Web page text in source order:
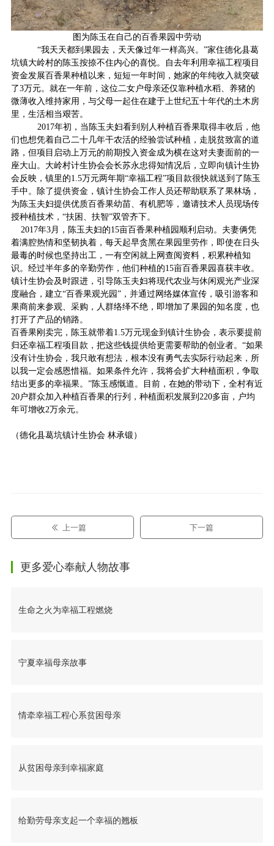
图为陈玉在自己的百香果园中劳动
“我天天都到果园去，天天像过年一样高兴。 ”家住德化县葛
坑镇大岭村的 陈玉按捺不住内心的喜悦。
自去年利用幸福工程项目
资金发展百香果种植以来，短短一年时间，她家的年纯收入就突破
了3万元。就在一年前，这位二女户母亲还仅靠种植水稻、养猪的
微薄收入维持家用 ， 与父母一起住在建于上世纪五十年代的土木房
里 ，生活相当艰苦。
2017年初， 当 陈玉夫妇看到别人种植百香果取得丰收后， 他
们也想凭着自己二十几年干农活的经验尝试种植， 走脱贫致富的道
路 ， 但项目启动上万元的前期投入资金成为横在这对夫妻面前的一
座大山。大岭村计生协会会长苏永忠得知情况后，立即向镇计生协
会反映， 镇里的1.5万元两年期“幸福工程”项目款很快就送到了陈玉
手中。 除了提供资金，镇计生协会工作人员还帮助联系了果林场 ，
为 陈玉夫妇提供优质百香果幼苗、有机肥等，邀请技术人员现场传
授种植技术，“扶困、扶智”双管齐下。
2017年3月
， 陈玉夫妇的15亩百香果种植园顺利启动。 夫妻俩凭
着满腔热情和坚韧执着， 每天起早贪黑在果园里劳作，即使在日头
最毒的时候也坚持出工， 一有空闲就上网 查阅资料，积累种植知
识。经过半年多的辛勤劳作， 他们种植的15亩百香果园喜获丰收。
镇计生协会及时跟进， 引导陈玉夫妇将现代农业与休闲观光产业深
度融合， 建立“百香果观光园”， 并通过网络媒体宣传，吸引游客和
果商前来参观、采购，人群络绎不绝，即增加了果园的知名度，也
打开了产品的销路。
百香果刚卖完，陈玉就带着1.5万元现金到镇计生协会，表示要提前
归还幸福工程项目款 ， 把这些钱提供给更需要帮助的创业者。“如果
没有计生协会，我只敢有想法，根本没有勇气去实际行动起来，所
以我一定会感恩惜福。如果条件允许，我将会扩大种植面积，争取
结出更多的幸福果。”陈玉感慨道。
目前，在她的带动下，全村有近
20户群众加入种植百香果的行列，种植面积发展到220多亩，户均
年可增收2万余元。
（德化县葛坑镇计生协会 林承锻）
上一篇 下一篇
更多爱心奉献人物故事
生命之火为幸福工程燃烧
宁夏幸福母亲故事
情牵幸福工程心系贫困母亲
从贫困母亲到幸福家庭
给勤劳母亲支起一个幸福的翘板